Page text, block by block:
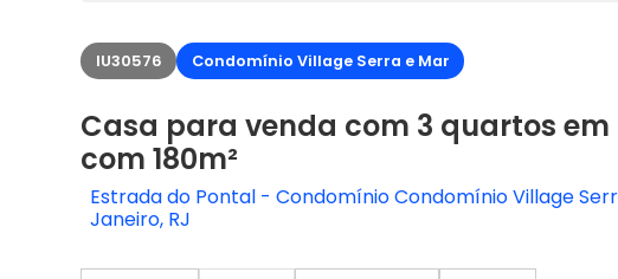
IU30576 Condomínio Village Serra e Mar
Casa para venda com 3 quartos em
com 180m²
Estrada do Pontal - Condomínio Condomínio Village
Janeiro, RJ